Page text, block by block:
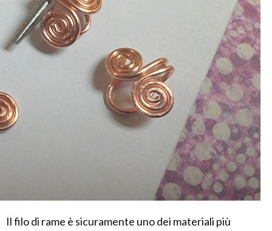
Il filo di rame è sicuramente uno dei materiali più